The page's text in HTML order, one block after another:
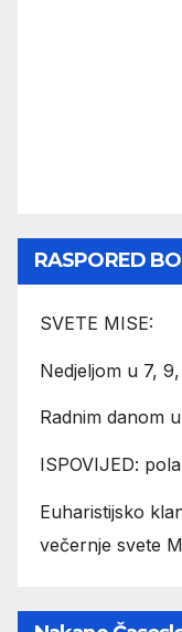
RASPORED
SVETE MISE:
Nedjeljom u 7, 9,
Radnim danom
ISPOVIJED:
Euharistijsko
večernje svete